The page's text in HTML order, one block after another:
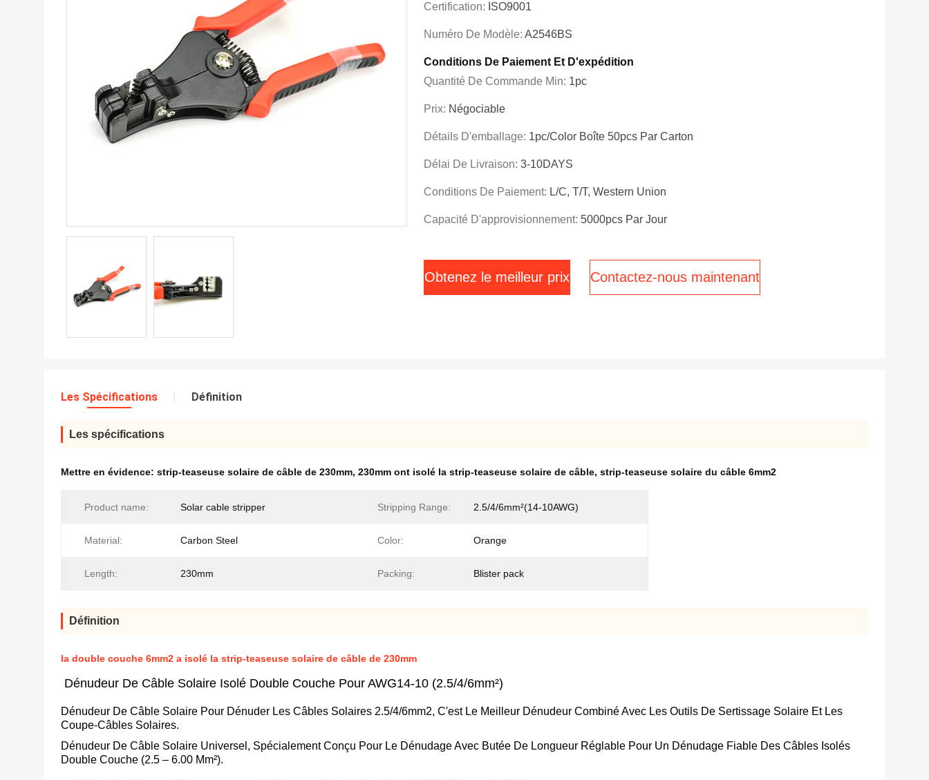
Certification: ISO9001
Numéro De Modèle: A2546BS
Conditions De Paiement Et D'expédition
Quantité De Commande Min: 1pc
Prix: Négociable
Détails D'emballage: 1pc/color Boîte 50pcs Par Carton
Délai De Livraison: 3-10DAYS
Conditions De Paiement: L/C, T/T, Western Union
Capacité D'approvisionnement: 5000pcs Par Jour
Obtenez le meilleur prix Contactez-nous maintenant
Les Spécifications Définition
Les spécifications
Mettre en évidence: strip-teaseuse solaire de câble de 230mm, 230mm ont isolé la strip-teaseuse solaire de câble, strip-teaseuse solaire du câble 6mm2
Product name: Solar cable stripper Stripping Range: 2.5/4/6mm²(14-10AWG)
Material: Carbon Steel Color: Orange
Length: 230mm Packing: Blister pack
Définition
la double couche 6mm2 a isolé la strip-teaseuse solaire de câble de 230mm
Dénudeur De Câble Solaire Isolé Double Couche Pour AWG14-10 (2.5/4/6mm²)
Dénudeur De Câble Solaire Pour Dénuder Les Câbles Solaires 2.5/4/6mm2, C'est Le Meilleur Dénudeur Combiné Avec Les Outils De Sertissage Solaire Et Les
Coupe-Câbles Solaires.
Dénudeur De Câble Solaire Universel, Spécialement Conçu Pour Le Dénudage Avec Butée De Longueur Réglable Pour Un Dénudage Fiable Des Câbles Isolés
Double Couche (2.5 – 6.00 Mm²).